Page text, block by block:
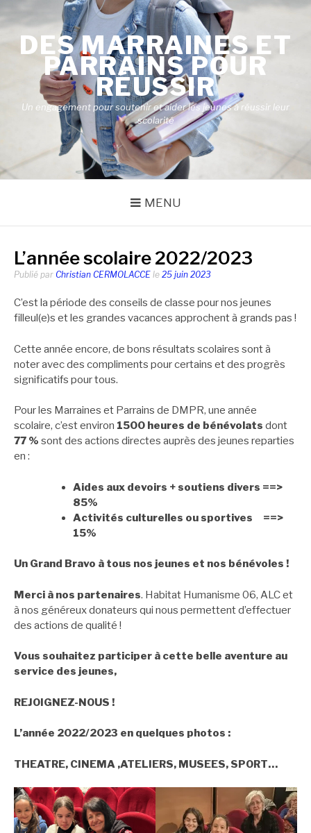
contenuDES MARRAINES ET
PARRAINS POUR
RÉUSSIR
Un engagement pour soutenir et aider les jeunes à réussir leur
scolarité
MENU
L’année scolaire 2022/2023
Publié par Christian CERMOLACCE le 25 juin 2023
C’est la période des conseils de classe pour nos jeunes
filleul(e)s et les grandes vacances approchent à grands pas !
Cette année encore, de bons résultats scolaires sont à
noter avec des compliments pour certains et des progrès
significatifs pour tous.
Pour les Marraines et Parrains de DMPR, une année
scolaire, c’est environ 1500 heures de bénévolats dont
77 % sont des actions directes auprès des jeunes reparties
en :
Aides aux devoirs + soutiens divers ==>
85%
Activités culturelles ou sportives ==>
15%
Un Grand Bravo à tous nos jeunes et nos bénévoles !
Merci à nos partenaires. Habitat Humanisme 06, ALC et
à nos généreux donateurs qui nous permettent d’effectuer
des actions de qualité !
Vous souhaitez participer à cette belle aventure au
service des jeunes,
REJOIGNEZ-NOUS !
L’année 2022/2023 en quelques photos :
THEATRE, CINEMA ,ATELIERS, MUSEES, SPORT…